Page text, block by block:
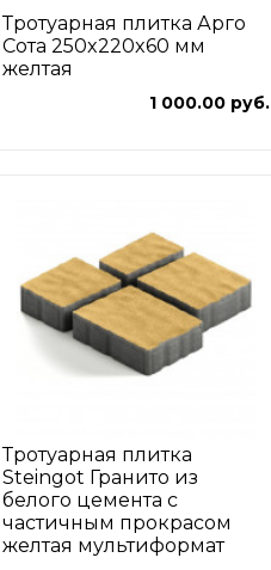
Тротуарная плитка Арго
Сота 250x220x60 мм
желтая
1 000.00 руб.
Тротуарная плитка
Steingot Гранито из
белого цемента с
частичным прокрасом
желтая мультиформат